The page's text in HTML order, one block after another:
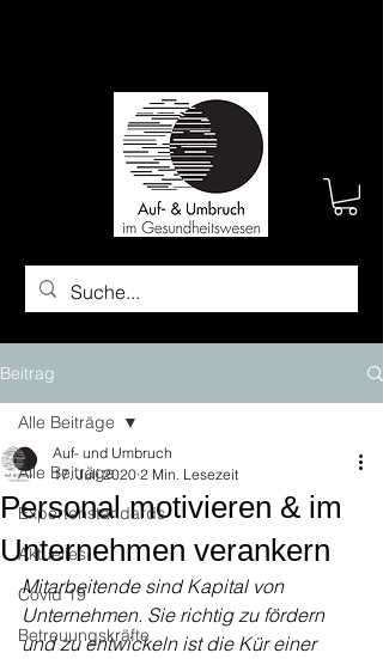
Beitrag
Alle Beiträge
Expertenstandards
Aktuelles
Covid 19
Betreuungskräfte
Alle Beiträge
Personal motivieren & im
Unternehmen verankern
Auf- und Umbruch
17. Juli 2020 2 Min. Lesezeit
Mitarbeitende sind Kapital von
Unternehmen. Sie richtig zu fördern
und zu entwickeln ist die Kür einer